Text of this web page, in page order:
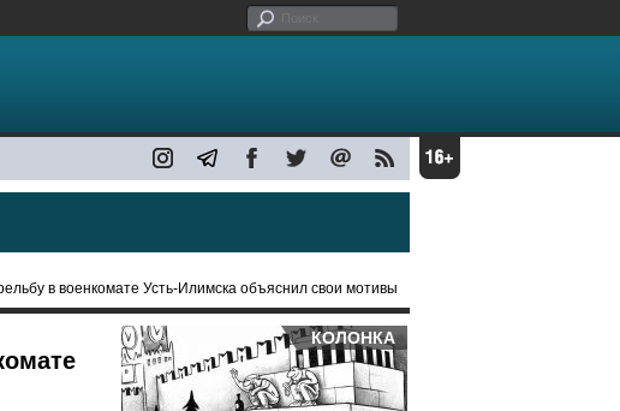
в военкомате Усть-Илимска объяснил свои мотивы
КОЛОНКА